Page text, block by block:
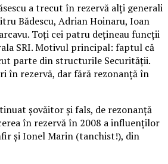
a trecut în rezervă alţi generali
Bădescu, Adrian Hoinaru, Ioan
Toţi cei patru deţineau funcţii
SRI. Motivul principal: faptul că
parte din structurile Securităţii.
în rezervă, dar fără rezonanţă în
şovăitor şi fals, de rezonanţă
în rezervă în 2008 a influenţilor
şi Ionel Marin (tanchist!), din